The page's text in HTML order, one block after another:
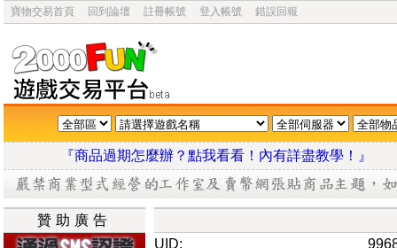
寶物交易首頁 回到論壇 註冊帳號 登入帳號 錯誤回報
『商品過期怎麼辦？點我看看！內有詳盡教學
贊助廣告
UID: